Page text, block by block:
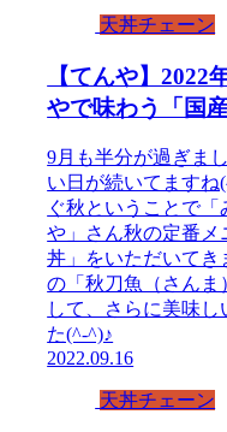
天丼チェーン
【てんや】2022
やで味わう「国
9月も半分が過ぎま
い日が続いてます
ぐ秋ということで
や」さん秋の定番メ
丼」をいただいてき
の「秋刀魚（さんま
して、さらに美味
た(^-^)♪
2022.09.16
天丼チェーン